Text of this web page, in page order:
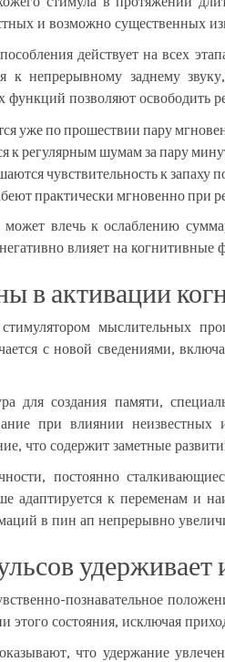
и возможно существенных
действует на всех
к непрерывному заднему
позволяют освободить
уже по прошествии пару
к регулярным шумам за пару
чувствительность к запаху
практически мгновенно при
влечь к ослаблению
влияет на когнитивные
в активации
мыслительных
с новой сведениями,
для создания памяти,
при влиянии
что содержит заметные
постоянно
адаптируется к переменам и
в пин ап непрерывно
удерживает
познавательное
этого состояния, исключая
что удержание